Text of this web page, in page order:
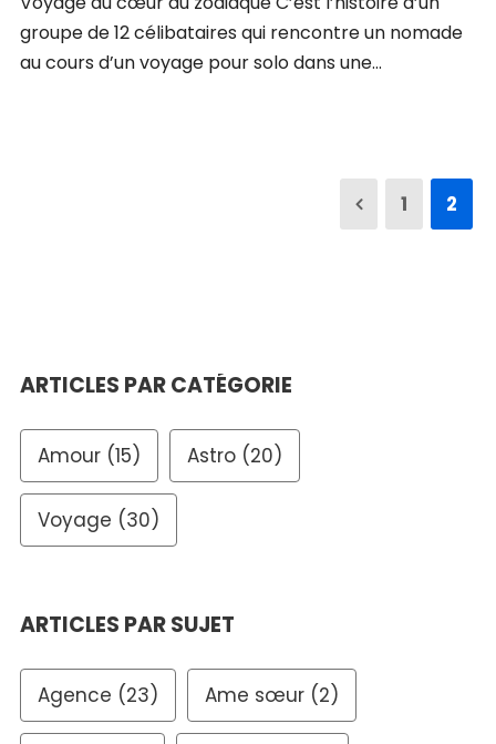
groupe de 12 célibataires qui rencontre un nomade
au cours d’un voyage pour solo dans une...
1 2
ARTICLES PAR CATÉGORIE
Amour (15) Astro (20)
Voyage (30)
ARTICLES PAR SUJET
Agence (23) Ame sœur (2)